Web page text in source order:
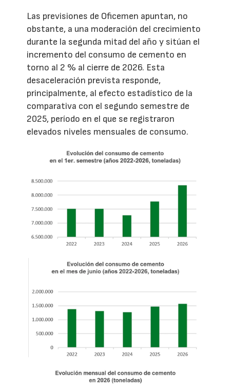
Las previsiones de Oficemen apuntan, no
obstante, a una moderación del crecimiento
durante la segunda mitad del año y sitúan el
incremento del consumo de cemento en
torno al 2 % al cierre de 2026. Esta
desaceleración prevista responde,
principalmente, al efecto estadístico de la
comparativa con el segundo semestre de
2025, período en el que se registraron
elevados niveles mensuales de consumo.